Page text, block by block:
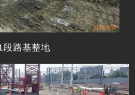
段路基整地